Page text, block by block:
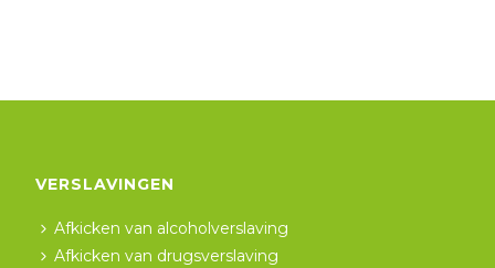
VERSLAVINGEN
Afkicken van alcoholverslaving
Afkicken van drugsverslaving